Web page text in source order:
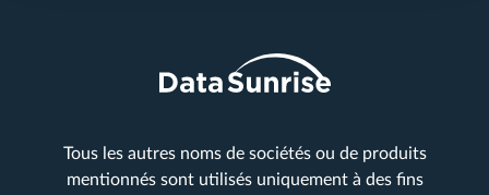
Tous les autres noms de sociétés ou de produits
mentionnés sont utilisés uniquement à des fins